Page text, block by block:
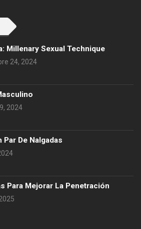
Millenary Sexual Technique
24, 2024
2024
Par De Nalgadas
Para Mejorar La Penetración